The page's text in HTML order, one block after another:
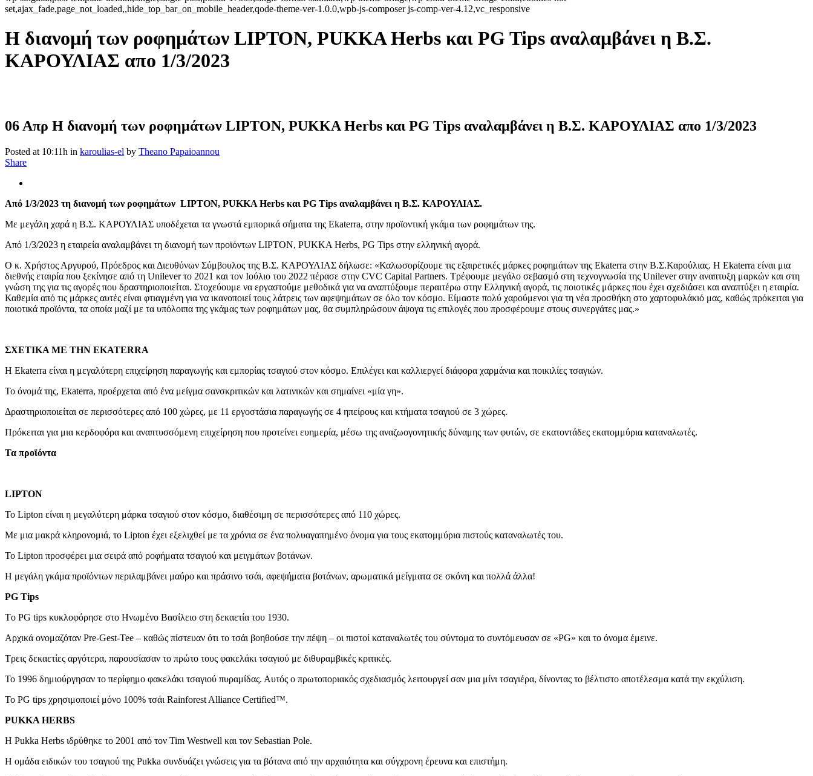
set,ajax_fade,page_not_loaded,,hide_top_bar_on_mobile_header,qode-theme-ver-1.0.0,wpb-js-composer js-comp-ver-4.12,vc_responsive
Η διανομή των ροφημάτων LIPTON, PUKKA Herbs και PG Tips αναλαμβάνει η Β.Σ.
ΚΑΡΟΥΛΙΑΣ απο 1/3/2023
06 Απρ Η διανομή των ροφημάτων LIPTON, PUKKA Herbs και PG Tips αναλαμβάνει η Β.Σ. ΚΑΡΟΥΛΙΑΣ απο 1/3/2023
Posted at 10:11h in karoulias-el by Theano Papaioannou
Share
Από 1/3/2023 τη διανομή των ροφημάτων LIPTON, PUKKA Herbs και PG Tips αναλαμβάνει η Β.Σ. ΚΑΡΟΥΛΙΑΣ.
Με μεγάλη χαρά η Β.Σ. ΚΑΡΟΥΛΙΑΣ υποδέχεται τα γνωστά εμπορικά σήματα της Ekaterra, στην προϊοντική γκάμα των ροφημάτων της.
Από 1/3/2023 η εταιρεία αναλαμβάνει τη διανομή των προϊόντων LIPTON, PUKKA Herbs, PG Tips στην ελληνική αγορά.
Ο κ. Χρήστος Αργυρού, Πρόεδρος και Διευθύνων Σύμβουλος της Β.Σ. ΚΑΡΟΥΛΙΑΣ δήλωσε: «Καλωσορίζουμε τις εξαιρετικές μάρκες ροφημάτων της Ekaterra στην Β.Σ.Καρούλιας. H Εkaterra είναι μια
διεθνής εταιρία που ξεκίνησε από τη Unilever το 2021 και τον Ιούλιο του 2022 πέρασε στην CVC Capital Partners. Tρέφουμε μεγάλο σεβασμό στη τεχνογνωσία της Unilever στην αναπτυξη μαρκών και στη
γνώση της για τις αγορές που δραστηριοποιείται. Στοχεύουμε να εργαστούμε μεθοδικά για να αναπτύξουμε περαιτέρω στην Ελληνική αγορά, τις ποιοτικές μάρκες που έχει σχεδιάσει και αναπτύξει η εταιρία.
Καθεμία από τις μάρκες αυτές είναι φτιαγμένη για να ικανοποιεί τους λάτρεις των αφεψημάτων σε όλο τον κόσμο. Είμαστε πολύ χαρούμενοι για τη νέα προσθήκη στο χαρτοφυλάκιό μας, καθώς πρόκειται για
ποιοτικά προϊόντα, τα οποία μαζί με τα υπόλοιπα της γκάμας των ροφημάτων μας, θα συμπληρώσουν άψογα τις επιλογές που προσφέρουμε στους συνεργάτες μας.»
ΣΧΕΤΙΚΑ ΜΕ ΤΗΝ ΕKATERRA
Η Ekaterra είναι η μεγαλύτερη επιχείρηση παραγωγής και εμπορίας τσαγιού στον κόσμο. Επιλέγει και καλλιεργεί διάφορα χαρμάνια και ποικιλίες τσαγιών.
Το όνομά της, Εkaterra, προέρχεται από ένα μείγμα σανσκριτικών και λατινικών και σημαίνει «μία γη».
Δραστηριοποιείται σε περισσότερες από 100 χώρες, με 11 εργοστάσια παραγωγής σε 4 ηπείρους και κτήματα τσαγιού σε 3 χώρες.
Πρόκειται για μια κερδοφόρα και αναπτυσσόμενη επιχείρηση που προτείνει ευημερία, μέσω της αναζωογονητικής δύναμης των φυτών, σε εκατοντάδες εκατομμύρια καταναλωτές.
Τα προϊόντα
LIPTON
Το Lipton είναι η μεγαλύτερη μάρκα τσαγιού στον κόσμο, διαθέσιμη σε περισσότερες από 110 χώρες.
Με μια μακρά κληρονομιά, το Lipton έχει εξελιχθεί με τα χρόνια σε ένα πολυαγαπημένο όνομα για τους εκατομμύρια πιστούς καταναλωτές του.
Το Lipton προσφέρει μια σειρά από ροφήματα τσαγιού και μειγμάτων βοτάνων.
Η μεγάλη γκάμα προϊόντων περιλαμβάνει μαύρο και πράσινο τσάι, αφεψήματα βοτάνων, αρωματικά μείγματα σε σκόνη και πολλά άλλα!
PG Tips
Tο PG tips κυκλοφόρησε στο Ηνωμένο Βασίλειο στη δεκαετία του 1930.
Αρχικά ονομαζόταν Pre-Gest-Tee – καθώς πίστευαν ότι το τσάι βοηθούσε την πέψη – οι πιστοί καταναλωτές του σύντομα το συντόμευσαν σε «PG» και το όνομα έμεινε.
Τρεις δεκαετίες αργότερα, παρουσίασαν το πρώτο τους φακελάκι τσαγιού με διθυραμβικές κριτικές.
Το 1996 δημιούργησαν το περίφημο φακελάκι τσαγιού πυραμίδας. Αυτός ο πρωτοποριακός σχεδιασμός λειτουργεί σαν μια μίνι τσαγιέρα, δίνοντας το βέλτιστο αποτέλεσμα κατά την εκχύλιση.
Το PG tips χρησιμοποιεί μόνο 100% τσάι Rainforest Alliance Certified™.
PUΚΚA HERBS
Η Pukka Herbs ιδρύθηκε το 2001 από τον Tim Westwell και τον Sebastian Pole.
Η ομάδα ειδικών του τσαγιού της Pukka συνδυάζει γνώσεις για τα βότανα από την αρχαιότητα και σύγχρονη έρευνα και επιστήμη.